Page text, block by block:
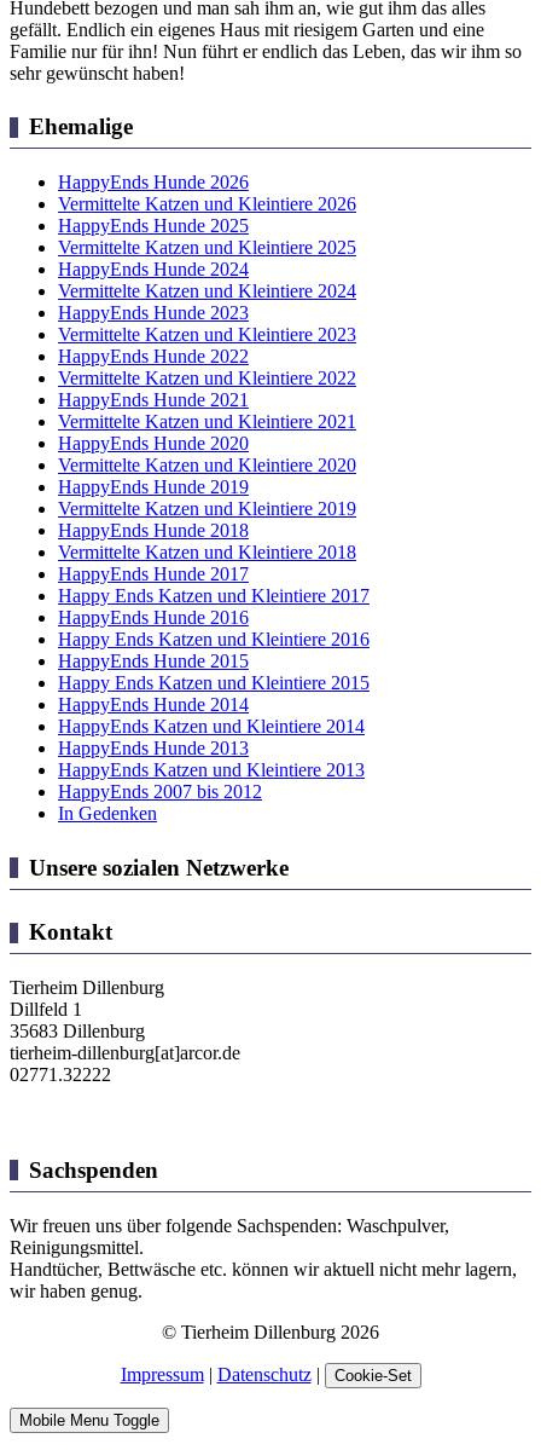
Hundebett bezogen und man sah ihm an, wie gut ihm das alles
gefällt. Endlich ein eigenes Haus mit riesigem Garten und eine
Familie nur für ihn! Nun führt er endlich das Leben, das wir ihm so
sehr gewünscht haben!
Ehemalige
HappyEnds Hunde 2026
Vermittelte Katzen und Kleintiere 2026
HappyEnds Hunde 2025
Vermittelte Katzen und Kleintiere 2025
HappyEnds Hunde 2024
Vermittelte Katzen und Kleintiere 2024
HappyEnds Hunde 2023
Vermittelte Katzen und Kleintiere 2023
HappyEnds Hunde 2022
Vermittelte Katzen und Kleintiere 2022
HappyEnds Hunde 2021
Vermittelte Katzen und Kleintiere 2021
HappyEnds Hunde 2020
Vermittelte Katzen und Kleintiere 2020
HappyEnds Hunde 2019
Vermittelte Katzen und Kleintiere 2019
HappyEnds Hunde 2018
Vermittelte Katzen und Kleintiere 2018
HappyEnds Hunde 2017
Happy Ends Katzen und Kleintiere 2017
HappyEnds Hunde 2016
Happy Ends Katzen und Kleintiere 2016
HappyEnds Hunde 2015
Happy Ends Katzen und Kleintiere 2015
HappyEnds Hunde 2014
HappyEnds Katzen und Kleintiere 2014
HappyEnds Hunde 2013
HappyEnds Katzen und Kleintiere 2013
HappyEnds 2007 bis 2012
In Gedenken
Unsere sozialen Netzwerke
Kontakt
Tierheim Dillenburg
Dillfeld 1
35683 Dillenburg
tierheim-dillenburg[at]arcor.de
02771.32222
Sachspenden
Wir freuen uns über folgende Sachspenden: Waschpulver,
Reinigungsmittel.
Handtücher, Bettwäsche etc. können wir aktuell nicht mehr lagern,
wir haben genug.
© Tierheim Dillenburg 2026
Impressum| Datenschutz| Cookie-Set
Mobile Menu Toggle